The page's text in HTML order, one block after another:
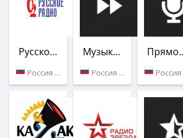
Русское Радио
Россия (105.1 FM)
Музыка 90х (Радио Пляж)
Россия (Феодосия)
Прямой
Россия (Феодосия)